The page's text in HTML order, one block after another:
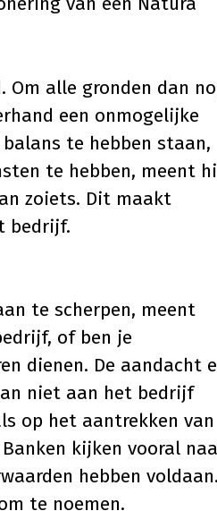
Om alle gronden dan
een onmogelijke
te hebben staan,
te hebben, meent
zoiets. Dit maakt
bedrijf.
te scherpen, meent
of ben je
dienen. De aandacht
niet aan het bedrijf
op het aantrekken van
kijken vooral
hebben voldaan.
te noemen.